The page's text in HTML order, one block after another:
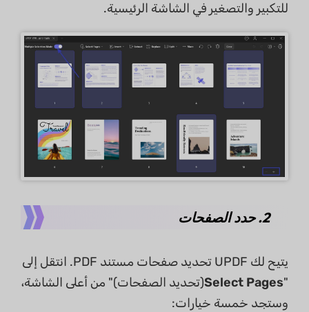
للتكبير والتصغير في الشاشة الرئيسية.
2. حدد الصفحات
يتيح لك UPDF تحديد صفحات مستند PDF. انتقل إلى
"
Select Pages(تحديد الصفحات)" من أعلى الشاشة،
وستجد خمسة خيارات: